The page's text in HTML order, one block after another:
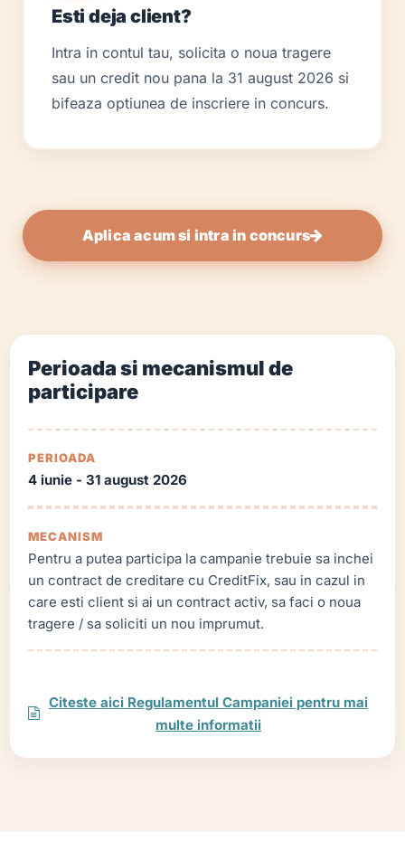
Esti deja client?
Intra in contul tau, solicita o noua tragere
sau un credit nou pana la 31 august 2026 si
bifeaza optiunea de inscriere in concurs.
Aplica acum si intra in concurs
Perioada si mecanismul de
participare
PERIOADA
4 iunie - 31 august 2026
MECANISM
Pentru a putea participa la campanie trebuie sa inchei
un contract de creditare cu CreditFix, sau in cazul in
care esti client si ai un contract activ, sa faci o noua
tragere / sa soliciti un nou imprumut.
Citeste aici Regulamentul Campaniei pentru mai
multe informatii